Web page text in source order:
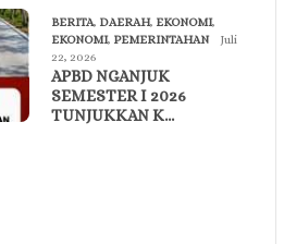
BERITA, DAERAH, EKONOMI,
EKONOMI, PEMERINTAHAN
Juli
22, 2026
APBD NGANJUK
SEMESTER I 2026
TUNJUKKAN K…